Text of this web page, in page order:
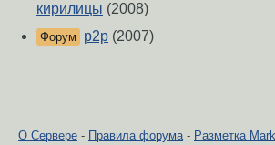
кирилицы (2008)
Форум p2p (2007)
О Сервере - Правила форума- Разметка